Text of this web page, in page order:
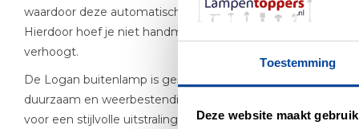
Toestemming
Deze website maakt
waardoor deze automatisch aan- en uitgaat wanneer het
Hierdoor hoef je niet handmatig de lamp aan en uit te
verhoogt.
De Logan buitenlamp is gemaakt van hoogwaardige
duurzaam en weerbestendig is. De lamp is afgewerkt met
voor een stijlvolle uitstraling die perfect past bij de meeste